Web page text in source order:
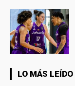
LO MÁS LEÍDO